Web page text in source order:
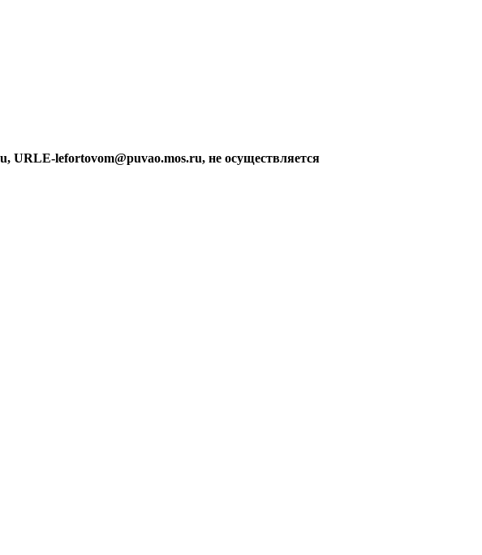
URLE-lefortovom@puvao.mos.ru, не осуществляется